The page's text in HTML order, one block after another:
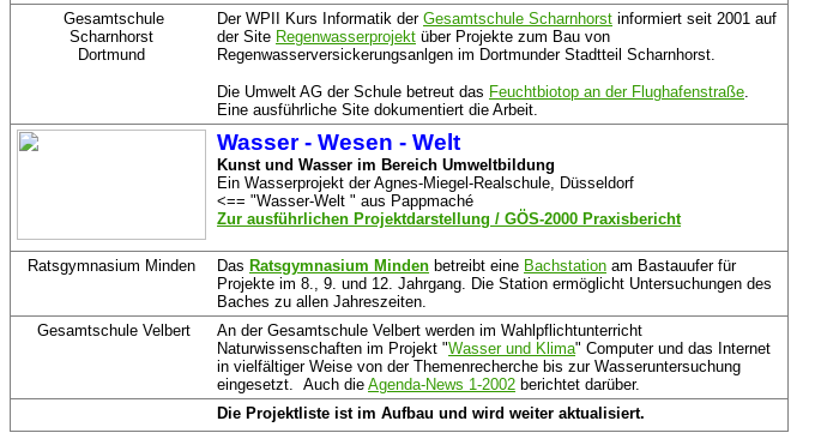
Gesamtschule
Scharnhorst
Dortmund
Der WPII Kurs Informatik der Gesamtschule Scharnhorst informiert seit 2001 auf
der Site Regenwasserprojekt über Projekte zum Bau von
Regenwasserversickerungsanlgen im Dortmunder Stadtteil Scharnhorst.
Die Umwelt AG der Schule betreut das Feuchtbiotop an der Flughafenstraße.
Eine ausführliche Site dokumentiert die Arbeit.
Wasser - Wesen - Welt
Kunst und Wasser im Bereich Umweltbildung
Ein Wasserprojekt der Agnes-Miegel-Realschule, Düsseldorf
<== "Wasser-Welt " aus Pappmaché
Zur ausführlichen Projektdarstellung / GÖS-2000 Praxisbericht
Ratsgymnasium Minden Das Ratsgymnasium Minden betreibt eine Bachstation am Bastauufer für
Projekte im 8., 9. und 12. Jahrgang. Die Station ermöglicht Untersuchungen des
Baches zu allen Jahreszeiten.
Gesamtschule Velbert
An der Gesamtschule Velbert werden im Wahlpflichtunterricht
Naturwissenschaften im Projekt "Wasser und Klima" Computer und das Internet
in vielfältiger Weise von der Themenrecherche bis zur Wasseruntersuchung
eingesetzt. Auch die Agenda-News 1-2002 berichtet darüber.
Die Projektliste ist im Aufbau und wird weiter aktualisiert.